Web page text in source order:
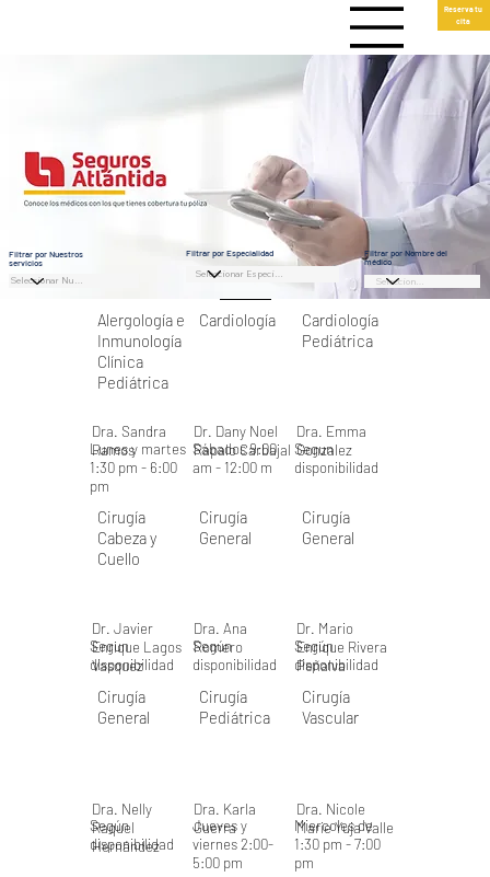
Reserva tu
cita
Filtrar por Nuestros
servicios
Filtrar por Especialidad
Filtrar por Nombre del
médico
Alergología e
Inmunología
Clínica
Pediátrica
Lunes y martes
1:30 pm - 6:00
pm
Dra. Sandra
Ramos
Cardiología
Sábados 9:00
am - 12:00 m
Dr. Dany Noel
Rapalo Carbajal
Cardiología
Pediátrica
Segun
disponibilidad
Dra. Emma
Gonzalez
Cirugía
Cabeza y
Cuello
Segun
disponibilidad
Dr. Javier
Enrique Lagos
Vasquez
Cirugía
General
Según
disponibilidad
Dra. Ana
Romero
Cirugía
General
Según
disponibilidad
Dr. Mario
Enrique Rivera
Peñalva
Cirugía
General
Según
disponibilidad
Dra. Nelly
Raquel
Hernández
Cirugía
Pediátrica
Jueves y
viernes 2:00-
5:00 pm
Dra. Karla
Guerra
Cirugía
Vascular
Miercoles de
1:30 pm - 7:00
pm
Dra. Nicole
Marie Yuja Valle